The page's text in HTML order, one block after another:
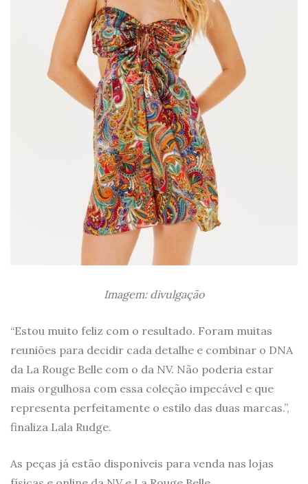
Imagem: divulgação
“Estou muito feliz com o resultado. Foram muitas
reuniões para decidir cada detalhe e combinar o DNA
da La Rouge Belle com o da NV. Não poderia estar
mais orgulhosa com essa coleção impecável e que
representa perfeitamente o estilo das duas marcas.”,
finaliza Lala Rudge.
As peças já estão disponíveis para venda nas lojas